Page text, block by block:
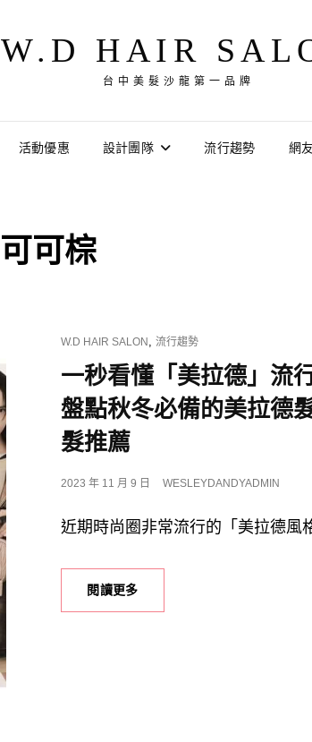
W.D HAIR
台中美髮沙龍第一品牌
活動優惠 設計團隊 流行趨勢 網
可可棕
CAT
LINKS
W.D HAIR SALON ,流行趨勢
一秒看懂「美拉德」流
盤點秋冬必備的美拉德
髮推薦
POSTED
2023 年 11 月 9 日 WESLEYDANDYADMIN
近期時尚圈非常流行的「美拉德風
閱讀更多一